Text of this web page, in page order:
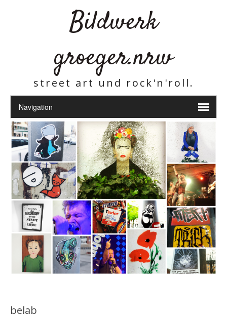
Bildwerk
groeger.nrw
street art und rock'n'roll.
belab